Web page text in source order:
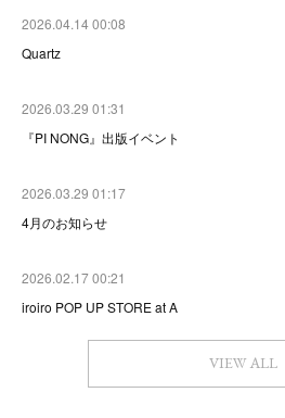
2026.04.14 00:08
Quartz
2026.03.29 01:31
『PI NONG』出版イベント
2026.03.29 01:17
4月のお知らせ
2026.02.17 00:21
iroiro POP UP STORE at A
VIEW ALL